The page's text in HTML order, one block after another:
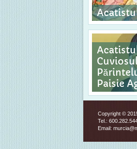
Paisie
Copyright ©
Tel.:
Email: